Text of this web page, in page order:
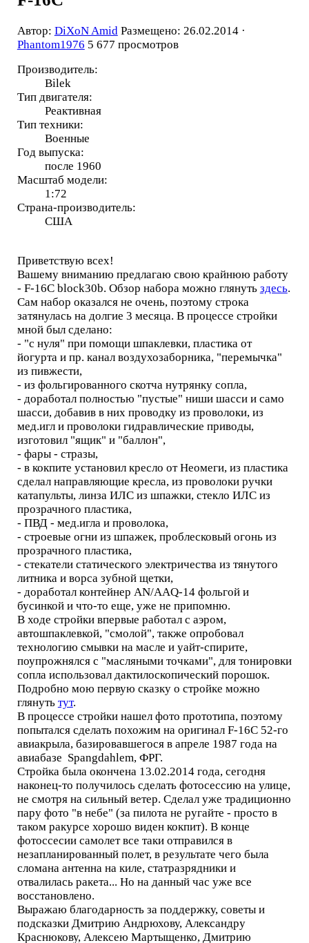
Автор: DiXoN Amid Размещено: 26.02.2014 ·
Phantom1976 5 677 просмотров
Производитель:
Bilek
Тип двигателя:
Реактивная
Тип техники:
Военные
Год выпуска:
после 1960
Масштаб модели:
1:72
Страна-производитель:
США
Приветствую всех!
Вашему вниманию предлагаю свою крайнюю работу
- F-16C block30b. Обзор набора можно глянуть здесь.
Сам набор оказался не очень, поэтому строка
затянулась на долгие 3 месяца. В процессе стройки
мной был сделано:
- "с нуля" при помощи шпаклевки, пластика от
йогурта и пр. канал воздухозаборника, "перемычка"
из пивжести,
- из фольгированного скотча нутрянку сопла,
- доработал полностью "пустые" ниши шасси и само
шасси, добавив в них проводку из проволоки, из
мед.игл и проволоки гидравлические приводы,
изготовил "ящик" и "баллон",
- фары - стразы,
- в кокпите установил кресло от Неомеги, из пластика
сделал направляющие кресла, из проволоки ручки
катапульты, линза ИЛС из шпажки, стекло ИЛС из
прозрачного пластика,
- ПВД - мед.игла и проволока,
- строевые огни из шпажек, проблесковый огонь из
прозрачного пластика,
- стекатели статического электричества из тянутого
литника и ворса зубной щетки,
- доработал контейнер AN/AAQ-14 фольгой и
бусинкой и что-то еще, уже не припомню.
В ходе стройки впервые работал с аэром,
автошпаклевкой, "смолой", также опробовал
технологию смывки на масле и уайт-спирите,
поупрожнялся с "масляными точками", для тонировки
сопла использовал дактилоскопический порошок.
Подробно мою первую сказку о стройке можно
глянуть тут.
В процессе стройки нашел фото прототипа, поэтому
попытался сделать похожим на оригинал F-16C 52-го
авиакрыла, базировавшегося в апреле 1987 года на
авиабазе Spangdahlem, ФРГ.
Стройка была окончена 13.02.2014 года, сегодня
наконец-то получилось сделать фотосессию на улице,
не смотря на сильный ветер. Сделал уже традиционно
пару фото "в небе" (за пилота не ругайте - просто в
таком ракурсе хорошо виден кокпит). В конце
фотоссесии самолет все таки отправился в
незапланированный полет, в результате чего была
сломана антенна на киле, статразрядники и
отвалилась ракета... Но на данный час уже все
восстановлено.
Выражаю благодарность за поддержку, советы и
подсказки Дмитрию Андрюхову, Александру
Краснюкову, Алексею Мартыщенко, Дмитрию